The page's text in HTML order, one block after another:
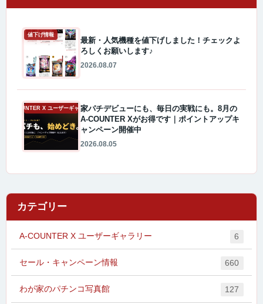
値下げ情報
最新・人気機種を値下げしました！チェックよ
ろしくお願いします♪
2026.08.07
A-COUNTER X ユーザーギャラリー家パチデビューにも、毎日の実戦にも。8月の
A-COUNTER Xがお得です｜ポイントアップキ
ャンペーン開催中
2026.08.05
カテゴリー
A-COUNTER X ユーザーギャラリー 6
セール・キャンペーン情報 660
わが家のパチンコ写真館 127